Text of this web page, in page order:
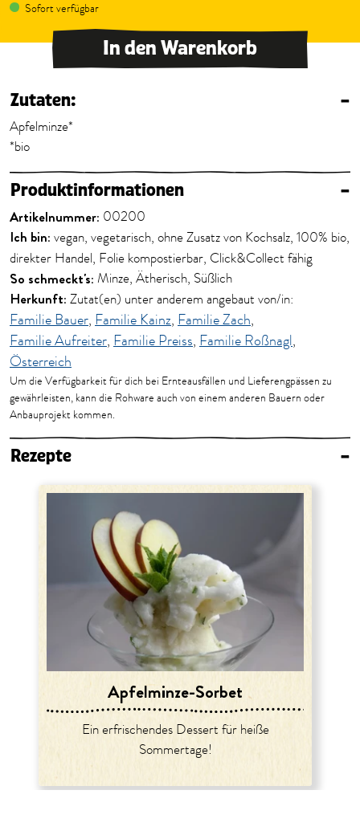
Sofort verfügbar
In den Warenkorb
Zutaten: –
Apfelminze*
*bio
Produktinformationen –
Artikelnummer: 00200
Ich bin: vegan, vegetarisch, ohne Zusatz von Kochsalz, 100% bio,
direkter Handel, Folie kompostierbar, Click&Collect fähig
So schmeckt's: Minze, Ätherisch, Süßlich
Herkunft: Zutat(en) unter anderem angebaut von/in:
Familie Bauer, Familie Kainz, Familie Zach,
Familie Aufreiter, Familie Preiss, Familie Roßnagl,
Österreich
Um die Verfügbarkeit für dich bei Ernteausfällen und Lieferengpässen zu
gewährleisten, kann die Rohware auch von einem anderen Bauern oder
Anbauprojekt kommen.
Rezepte –
Apfelminze-Sorbet
Ein erfrischendes Dessert für heiße
Sommertage!